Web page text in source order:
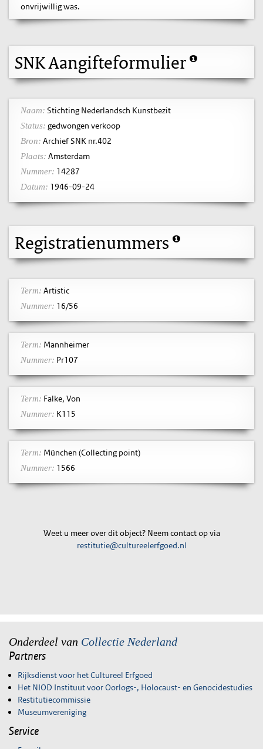
onvrijwillig was.
SNK Aangifteformulier
Naam: Stichting Nederlandsch Kunstbezit
Status: gedwongen verkoop
Bron: Archief SNK nr.402
Plaats: Amsterdam
Nummer: 14287
Datum: 1946-09-24
Registratienummers
Term: Artistic
Nummer: 16/56
Term: Mannheimer
Nummer: Pr107
Term: Falke, Von
Nummer: K115
Term: München (Collecting point)
Nummer: 1566
Weet u meer over dit object? Neem contact op via
restitutie@cultureelerfgoed.nl
Onderdeel van Collectie Nederland
Partners
Rijksdienst voor het Cultureel Erfgoed
Het NIOD Instituut voor Oorlogs-, Holocaust- en Genocidestudies
Restitutiecommissie
Museumvereniging
Service